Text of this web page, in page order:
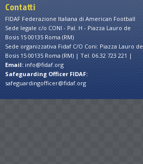
Contatti
FIDAF Federazione Italiana di American Football
Sede legale c/o CONI - Pal. H - Piazza Lauro de
Bosis 15 00135 Roma (RM)
Sede organizzativa Fidaf C/O Coni: Piazza Lauro de
Bosis 15 00135 Roma (RM) | Tel. 06.32 723 221 |
Email: info@fidaf.org
Safeguarding Officer FIDAF:
safeguardingofficer@fidaf.org